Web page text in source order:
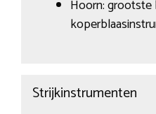
Hoorn: grootste
Strijkinstrumenten